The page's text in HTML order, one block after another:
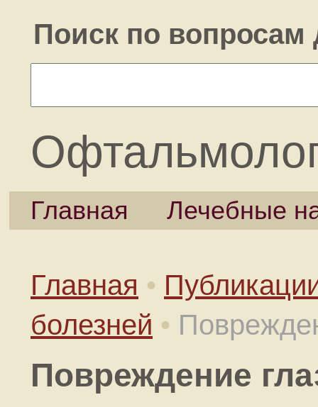
Поиск по вопросам
Главная Лечебные
Главная •
болезней •
Повреждение